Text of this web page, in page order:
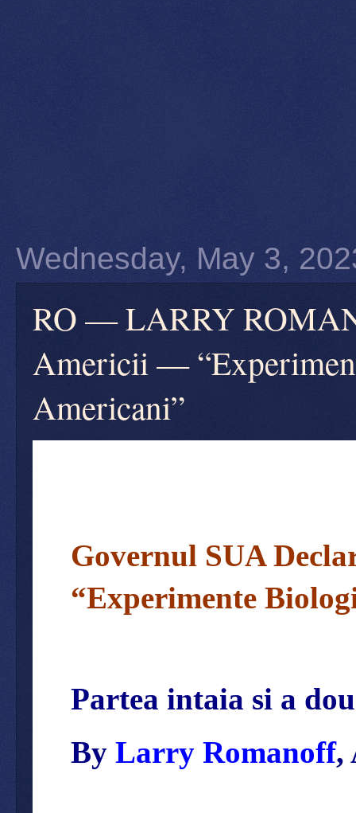
Wednesday, May 3,
RO — LARRY
Americii —
Americani”
Governul SUA
“Experimente
Partea intaia si a
By Larry Romanoff,